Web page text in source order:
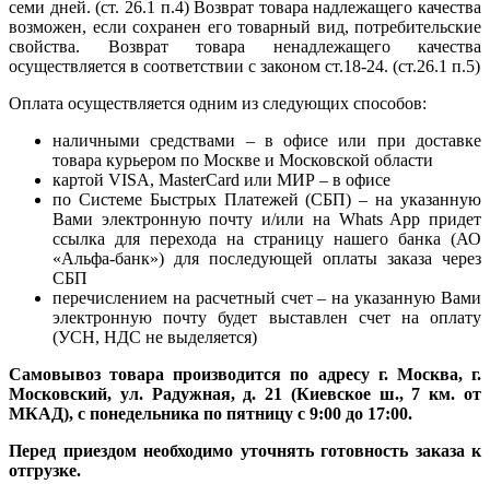
семи дней. (ст. 26.1 п.4) Возврат товара надлежащего качества
возможен, если сохранен его товарный вид, потребительские
свойства. Возврат товара ненадлежащего качества
осуществляется в соответствии с законом ст.18-24. (ст.26.1 п.5)
Оплата осуществляется одним из следующих способов:
наличными средствами – в офисе или при доставке
товара курьером по Москве и Московской области
картой VISA, MasterCard или МИР – в офисе
по Системе Быстрых Платежей (СБП) – на указанную
Вами электронную почту и/или на Whats App придет
ссылка для перехода на страницу нашего банка (АО
«Альфа-банк») для последующей оплаты заказа через
СБП
перечислением на расчетный счет – на указанную Вами
электронную почту будет выставлен счет на оплату
(УСН, НДС не выделяется)
Самовывоз товара производится по адресу г. Москва, г.
Московский, ул. Радужная, д. 21 (Киевское ш., 7 км. от
МКАД), с понедельника по пятницу с 9:00 до 17:00.
Перед приездом необходимо уточнять готовность заказа к
отгрузке.